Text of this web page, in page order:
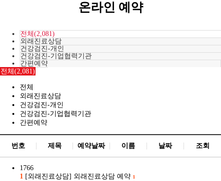
온라인 예약
전체(2,081)
외래진료상담
건강검진-개인
건강검진-기업협력기관
간편예약
전체(2,081)
전체
외래진료상담
건강검진-개인
건강검진-기업협력기관
간편예약
번호 제목 예약날짜 이름 날짜 조회
1766
1 [외래진료상담] 외래진료상담 예약 1